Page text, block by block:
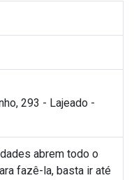
293 - Lajeado -
abrem todo o
fazê-la, basta ir até